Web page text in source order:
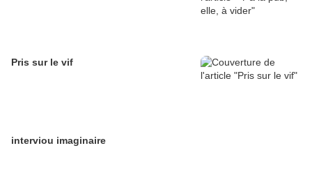
Pris sur le vif
interviou imaginaire